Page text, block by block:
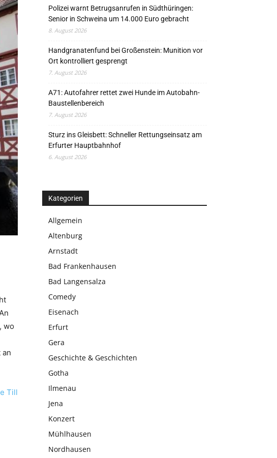
wo
an
Till
Polizei warnt Betrugsanrufen in Südthüringen:
Senior in Schweina um 14.000 Euro gebracht
8. August 2026
Handgranatenfund bei Großenstein: Munition vor
Ort kontrolliert gesprengt
7. August 2026
A71: Autofahrer rettet zwei Hunde im Autobahn-
Baustellenbereich
7. August 2026
Sturz ins Gleisbett: Schneller Rettungseinsatz am
Erfurter Hauptbahnhof
6. August 2026
Kategorien
Allgemein
Altenburg
Arnstadt
Bad Frankenhausen
Bad Langensalza
Comedy
Eisenach
Erfurt
Gera
Geschichte & Geschichten
Gotha
Ilmenau
Jena
Konzert
Mühlhausen
Nordhausen